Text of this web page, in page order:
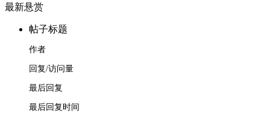
最新悬赏
帖子标题
作者
回复/访问量
最后回复
最后回复时间